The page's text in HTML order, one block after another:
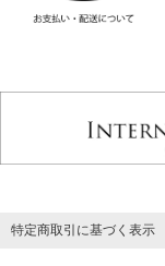
特定商取引に基づく表示